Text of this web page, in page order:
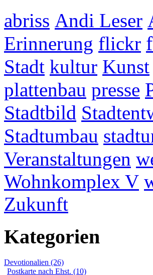
abriss Andi Leser
Erinnerung flickr
Stadt kultur Kunst
plattenbau presse
Stadtbild
Stadtumbau
Veranstaltungen
Wohnkomplex V
Zukunft
Kategorien
Devotionalien (26)
Postkarte nach Ehst. (10)